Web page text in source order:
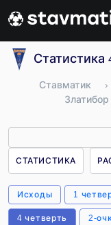
Ставматик ›
СТАТИСТИКА
Исходы 1
4 четверть 2-